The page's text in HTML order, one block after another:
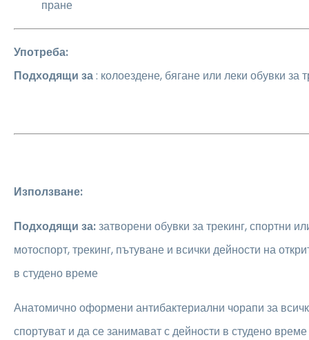
пране
Употреба:
Подходящи за: колоездене, бягане или леки обувки за
Използване:
Подходящи за:затворени обувки за трекинг, спортни
мотоспорт, трекинг, пътуване и всички дейности на
в студено време
Анатомично оформени антибактериални чорапи за
спортуват и да се занимават с дейности в студено